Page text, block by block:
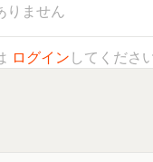
りません
ログイン してくださ